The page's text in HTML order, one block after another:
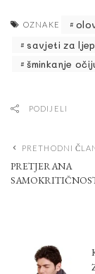
OZNAKE
savjeti za
šminkanje
PODIJELI
PRETHODNI
PRETJERANA